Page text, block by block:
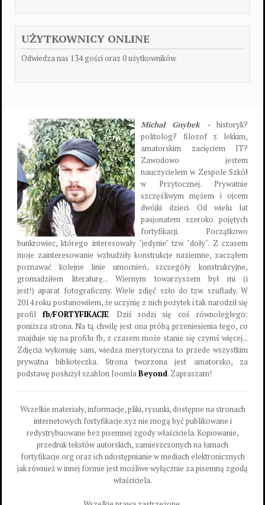
UŻYTKOWNICY ONLINE
Odwiedza nas 134 gości oraz 0 użytkowników.
Michał Gnybek - historyk?
politolog? filozof z lekkim,
amatorskim zacięciem IT?
Zawodowo jestem
nauczycielem w Zespole Szkół
w Przytocznej. Prywatnie
szczęśliwym mężem i ojcem
dwójki dzieci. Od wielu lat
pasjonatem szeroko pojętych
fortyfikacji. Początkowo
bunkrowiec, którego interesowały "jedynie" tzw. "doły". Z czasem
moje zainteresowanie wzbudziły konstrukcje naziemne, zacząłem
poznawać kolejne linie umocnień, szczegóły konstrukcyjne,
gromadziłem literaturę... Wiernym towarzyszem był mi (i
jest!) aparat fotograficzny. Wiele zdjęć szło do tzw. szuflady. W
2014 roku postanowiłem, że uczynię z nich pożytek i tak narodził się
profil fb/FORTYFIKACJE. Dziś rodzi się coś równoległego:
poniższa strona. Na tą chwilę jest ona próbą przeniesienia tego, co
znajduje się na profilu fb, z czasem może stanie się czymś więcej...
Zdjęcia wykonuję sam, wiedza merytoryczna to przede wszystkim
prywatna biblioteczka. Strona tworzona jest amatorsko, za
podstawę posłużył szablon JoomlaBeyond. Zapraszam!
Wszelkie materiały, informacje, pliki, rysunki, dostępne na stronach
internetowych fortyfikacje.xyz nie mogą być publikowane i
redystrybuowane bez pisemnej zgody właściciela. Kopiowanie,
przedruk tekstów autorskich, zamieszczonych na łamach
fortyfikacje.org oraz ich udostępnianie w mediach elektronicznych
jak również w innej formie jest możliwe wyłącznie za pisemną zgodą
właściciela.